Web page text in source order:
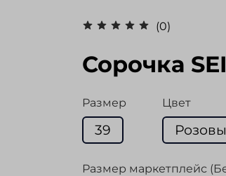
(0)
Сорочка
Размер
39
Цвет
Размер маркетплейс